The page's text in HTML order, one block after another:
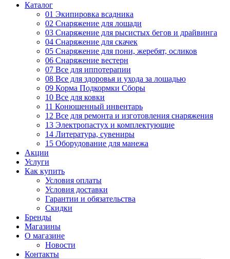
Каталог
01 Экипировка всадника
02 Снаряжение для лошади
03 Снаряжение для рысистых бегов и драйвинга
04 Снаряжение для скачек
05 Снаряжение для пони, жеребят, осликов
06 Снаряжение вестерн
07 Все для иппотерапии
08 Все для здоровья и ухода за лошадью
09 Корма Подкормки Сборы
10 Все для ковки
11 Конюшенный инвентарь
12 Все для ремонта и изготовления снаряжения
13 Электропастух и комплектующие
14 Литература, сувениры
15 Оборудование для манежа
Акции
Услуги
Как купить
Условия оплаты
Условия доставки
Гарантии и обязательства
Скидки
Бренды
Магазины
О магазине
Новости
Контакты